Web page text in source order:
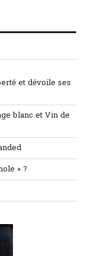
et dévoile ses
blanc et Vin de
» ?